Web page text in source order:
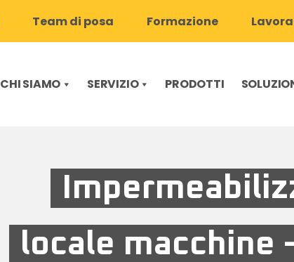
Team di posa Formazione
CHI SIAMO SERVIZIO PRODOTTI
locale macchine